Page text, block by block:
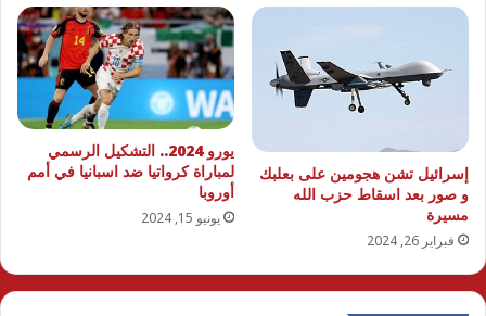
إسرائيل تشن هجومين على بعلبك
و صور بعد اسقاط حزب الله
مسيرة
فبراير 26, 2024
يورو 2024.. التشكيل الرسمي
لمباراة كرواتيا ضد اسبانيا في أمم
أوروبا
يونيو 15, 2024